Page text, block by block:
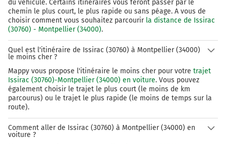
34000-34090
du véhicule. Certains itinéraires vous feront passer par le
chemin le plus court, le plus rapide ou sans péage. A vous de
choisir comment vous souhaitez parcourir la distance de Issirac
(30760) - Montpellier (34000).
Quel est l'itinéraire de Issirac (30760) à Montpellier (34000)
le moins cher ?
Mappy vous propose l'itinéraire le moins cher pour votre trajet
Issirac (30760)-Montpellier (34000) en voiture. Vous pouvez
également choisir le trajet le plus court (le moins de km
parcourus) ou le trajet le plus rapide (le moins de temps sur la
route).
Comment aller de Issirac (30760) à Montpellier (34000) en
voiture ?